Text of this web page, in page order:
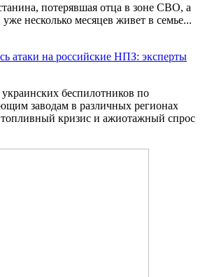
потерявшая отца в зоне СВО, а
несколько месяцев живет в семье...
атаки на российские НПЗ: эксперты
беспилотников по
заводам в различных регионах
кризис и ажиотажный спрос